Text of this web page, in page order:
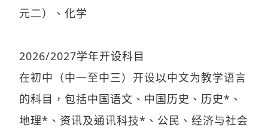
元二）、化学
2026/2027学年开设科目
在初中（中一至中三）开设以中文为教学语言
的科目，包括中国语文、中国历史、历史*、
地理*、资讯及通讯科技*、公民、经济与社会